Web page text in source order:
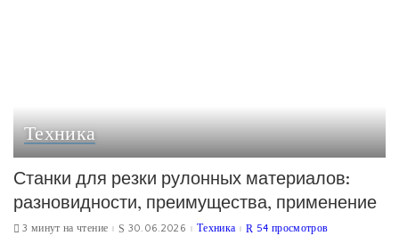
Техника
Станки для резки рулонных материалов:
разновидности, преимущества, применение
3 минут на чтение 30.06.2026 Техника 54 просмотров